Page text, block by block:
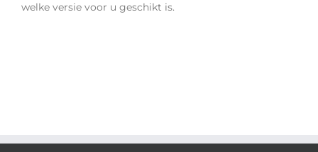
welke versie voor u geschikt is.